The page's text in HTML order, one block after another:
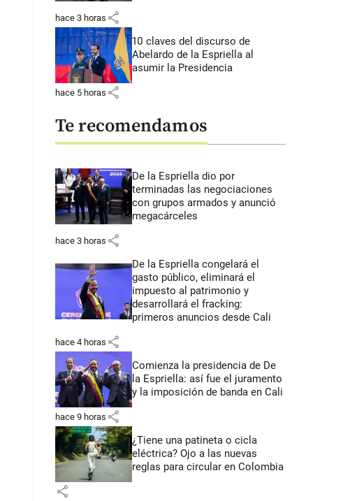
hace 3 horas share
10 claves del discurso de
Abelardo de la Espriella al
asumir la Presidencia
hace 5 horas share
Te recomendamos
De la Espriella dio por
terminadas las negociaciones
con grupos armados y anunció
megacárceles
hace 3 horas share
De la Espriella congelará el
gasto público, eliminará el
impuesto al patrimonio y
desarrollará el fracking:
primeros anuncios desde Cali
hace 4 horas share
Comienza la presidencia de De
la Espriella: así fue el juramento
y la imposición de banda en Cali
hace 9 horas share
¿Tiene una patineta o cicla
eléctrica? Ojo a las nuevas
reglas para circular en Colombia
share